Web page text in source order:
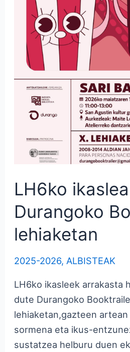
LH6ko
Durangoko
lehiaketan
2025-2026, ALBISTEAK
LH6ko ikasleek arrakasta
dute Durangoko
lehiaketan,gazteen
sormena eta ikus-
sustatzea helburu duen